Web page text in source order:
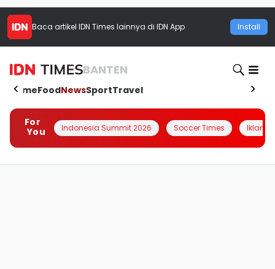
Baca artikel IDN Times lainnya di IDN App Install
BANTEN
HomeFoodNewsSportTravel
For
You
Indonesia Summit 2026 Soccer Times Iklanin